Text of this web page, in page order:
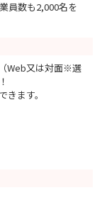
員数も2,000名を
Web又は対面※選
ます。